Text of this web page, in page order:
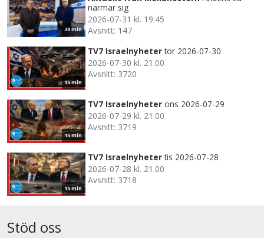
30 min
närmar sig
2026-07-31 kl. 19.45
Avsnitt: 147
15 min
TV7 Israelnyheter tor 2026-07-30
2026-07-30 kl. 21.00
Avsnitt: 3720
15 min
TV7 Israelnyheter ons 2026-07-29
2026-07-29 kl. 21.00
Avsnitt: 3719
15 min
TV7 Israelnyheter tis 2026-07-28
2026-07-28 kl. 21.00
Avsnitt: 3718
Stöd oss